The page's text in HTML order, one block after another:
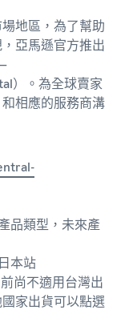
地區，為了幫助
亞馬遜官方推出
）。為全球賣家
相應的服務商溝
品類型，未來產
本站
尚不適用台灣出
家出貨可以點選